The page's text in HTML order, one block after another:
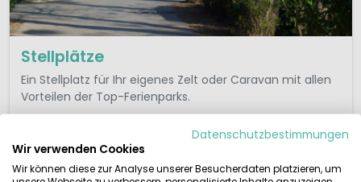
Stellplätze
Ein Stellplatz für Ihr eigenes Zelt oder Caravan mit allen
Vorteilen der Top-Ferienparks.
Campingplätze ansehenDatenschutzbestimmungen
Wir verwenden Cookies
Wir können diese zur Analyse unserer Besucherdaten platzieren, um